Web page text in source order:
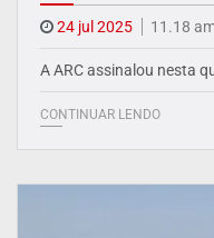
24 jul 2025 11.18
A ARC assinalou nesta
CONTINUAR LENDO